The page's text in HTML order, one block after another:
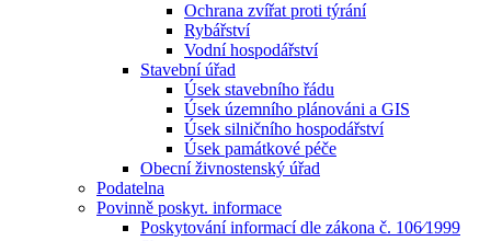
Ochrana zvířat proti týrání
Rybářství
Vodní hospodářství
Stavební úřad
Úsek stavebního řádu
Úsek územního plánováni a GIS
Úsek silničního hospodářství
Úsek památkové péče
Obecní živnostenský úřad
Podatelna
Povinně poskyt. informace
Poskytování informací dle zákona č. 106⁄1999